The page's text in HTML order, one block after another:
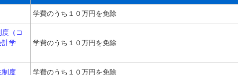
学費のうち１０万円を免除
（コ
計学
学費のうち１０万円を免除
制度 学費のうち１０万円を免除